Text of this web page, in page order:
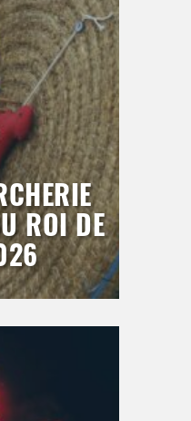
ROI DE
2026